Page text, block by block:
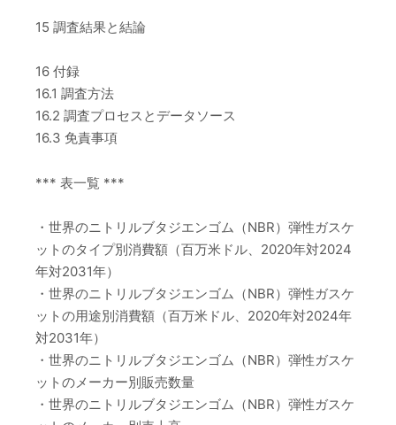
15 調査結果と結論
16 付録
16.1 調査方法
16.2 調査プロセスとデータソース
16.3 免責事項
*** 表一覧 ***
・世界のニトリルブタジエンゴム（NBR）弾性ガスケ
ットのタイプ別消費額（百万米ドル、2020年対2024
年対2031年）
・世界のニトリルブタジエンゴム（NBR）弾性ガスケ
ットの用途別消費額（百万米ドル、2020年対2024年
対2031年）
・世界のニトリルブタジエンゴム（NBR）弾性ガスケ
ットのメーカー別販売数量
・世界のニトリルブタジエンゴム（NBR）弾性ガスケ